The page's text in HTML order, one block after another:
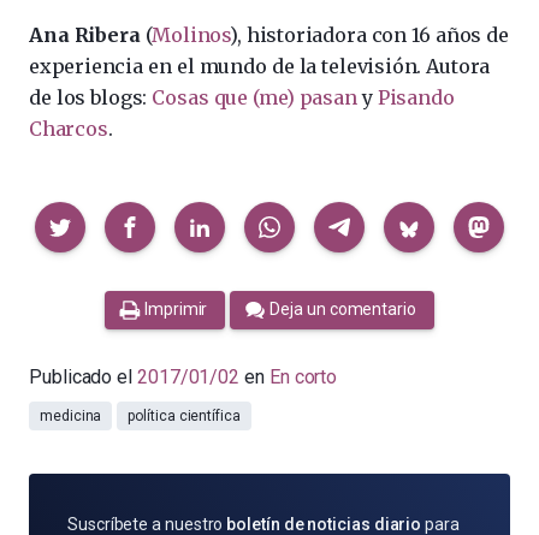
Ana Ribera(Molinos), historiadora con 16 años de
experiencia en el mundo de la televisión. Autora
de los blogs: Cosas que (me) pasany Pisando
Charcos.
Compartir
Imprimir Deja un comentario
Publicado el 2017/01/02 en En corto
medicina política científica
SUSCRÍBETE
Suscríbete a nuestro boletín de noticias diario para